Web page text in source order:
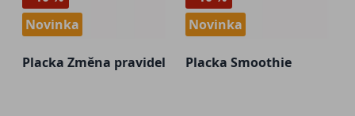
Novinka
Placka Změna pravidel
Novinka
Placka Smoothie